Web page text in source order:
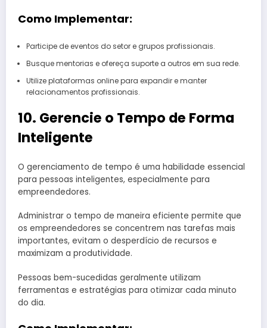
Como Implementar:
Participe de eventos do setor e grupos profissionais.
Busque mentorias e ofereça suporte a outros em sua rede.
Utilize plataformas online para expandir e manter
relacionamentos profissionais.
10. Gerencie o Tempo de Forma
Inteligente
O gerenciamento de tempo é uma habilidade essencial
para pessoas inteligentes, especialmente para
empreendedores.
Administrar o tempo de maneira eficiente permite que
os empreendedores se concentrem nas tarefas mais
importantes, evitam o desperdício de recursos e
maximizam a produtividade.
Pessoas bem-sucedidas geralmente utilizam
ferramentas e estratégias para otimizar cada minuto
do dia.